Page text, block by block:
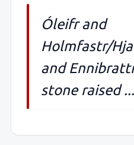
Óleifr and
Holmfastr/
and
stone raised